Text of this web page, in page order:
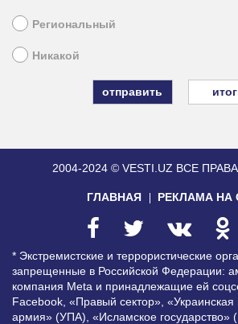
Региональный
Никакой
2004-2024 © VESTI.UZ ВСЕ
ГЛАВНАЯ РЕКЛАМА НА
* Экстремистские и террористические
запрещенные в Российской Федерации:
компания Meta и принадлежащие ей
Facebook, «Правый сектор», «Украинская
армия» (УПА), «Исламское государство»